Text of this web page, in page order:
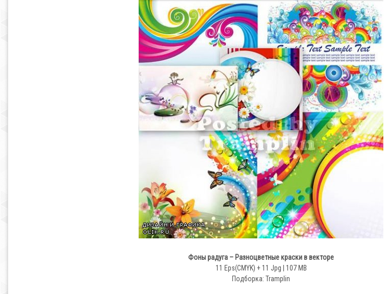
Фоны радуга – Разноцветные краски в векторе
11 Eps(CMYK) + 11 Jpg | 107 MB
Подборка: Tramplin